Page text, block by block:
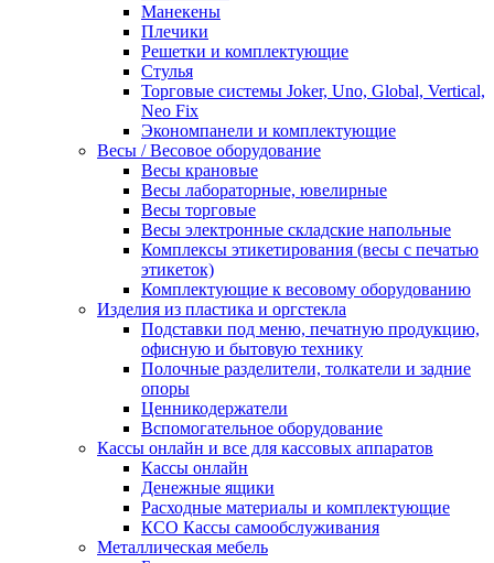
Манекены
Плечики
Решетки и комплектующие
Стулья
Торговые системы Joker, Uno, Global, Vertical,
Neo Fix
Экономпанели и комплектующие
Весы / Весовое оборудование
Весы крановые
Весы лабораторные, ювелирные
Весы торговые
Весы электронные складские напольные
Комплексы этикетирования (весы с печатью
этикеток)
Комплектующие к весовому оборудованию
Изделия из пластика и оргстекла
Подставки под меню, печатную продукцию,
офисную и бытовую технику
Полочные разделители, толкатели и задние
опоры
Ценникодержатели
Вспомогательное оборудование
Кассы онлайн и все для кассовых аппаратов
Кассы онлайн
Денежные ящики
Расходные материалы и комплектующие
КСО Кассы самообслуживания
Металлическая мебель